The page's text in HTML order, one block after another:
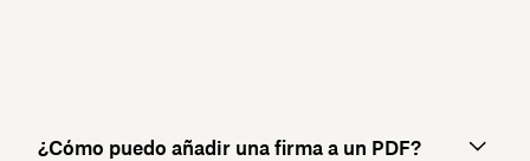
¿Cómo puedo añadir una firma a un PDF?